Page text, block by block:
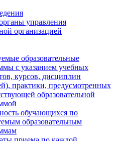
управления
организацией
образовательные
с указанием учебных
курсов, дисциплин
практики, предусмотренных
образовательной
обучающихся по
образовательным